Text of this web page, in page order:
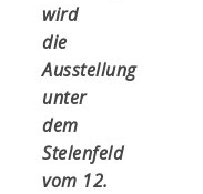
wird
die
Ausstellung
unter
dem
Stelenfeld
vom 12.